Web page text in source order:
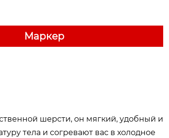
Маркер
шерсти, он мягкий, удобный и
тела и согревают вас в холодное